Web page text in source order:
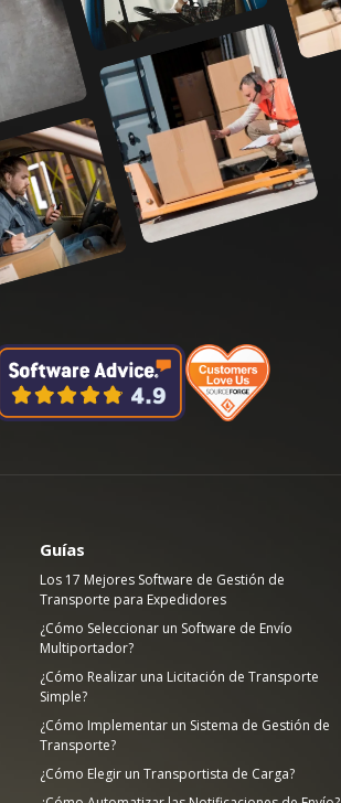
Guías
Los 17 Mejores Software de Gestión de
Transporte para Expedidores
¿Cómo Seleccionar un Software de Envío
Multiportador?
¿Cómo Realizar una Licitación de Transporte
Simple?
¿Cómo Implementar un Sistema de Gestión de
Transporte?
¿Cómo Elegir un Transportista de Carga?